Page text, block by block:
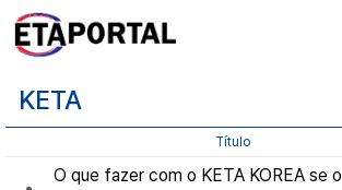
KETA
Título
O que fazer com o KETA KOREA se o